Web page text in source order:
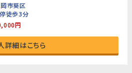
市葵区
徒歩3分
円
詳細はこちら